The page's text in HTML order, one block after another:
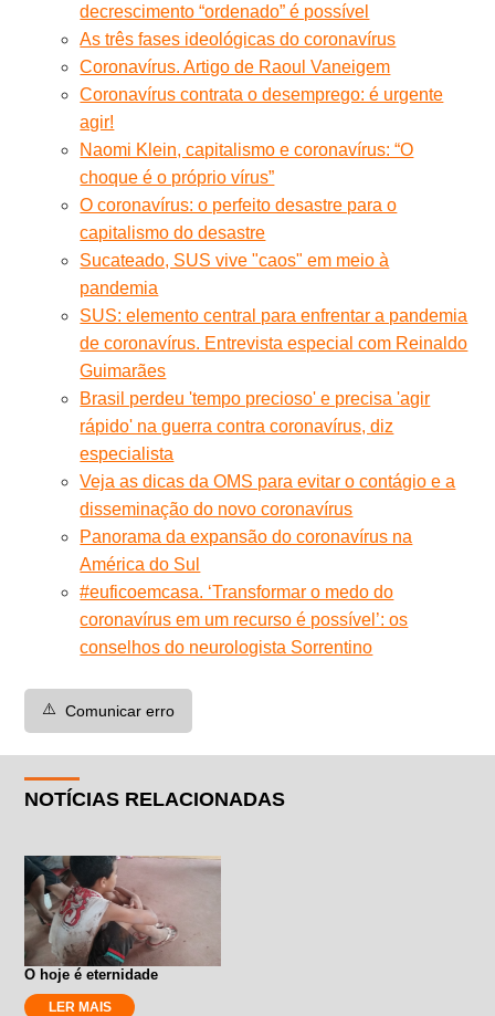
decrescimento “ordenado” é possível
As três fases ideológicas do coronavírus
Coronavírus. Artigo de Raoul Vaneigem
Coronavírus contrata o desemprego: é urgente
agir!
Naomi Klein, capitalismo e coronavírus: “O
choque é o próprio vírus”
O coronavírus: o perfeito desastre para o
capitalismo do desastre
Sucateado, SUS vive "caos" em meio à
pandemia
SUS: elemento central para enfrentar a pandemia
de coronavírus. Entrevista especial com Reinaldo
Guimarães
Brasil perdeu 'tempo precioso' e precisa 'agir
rápido' na guerra contra coronavírus, diz
especialista
Veja as dicas da OMS para evitar o contágio e a
disseminação do novo coronavírus
Panorama da expansão do coronavírus na
América do Sul
#euficoemcasa. ‘Transformar o medo do
coronavírus em um recurso é possível’: os
conselhos do neurologista Sorrentino
⚠️ Comunicar erro
NOTÍCIAS RELACIONADAS
O hoje é eternidade
LER MAIS